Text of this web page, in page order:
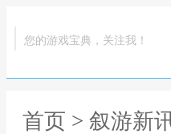
您的游戏宝典，关注我！
首页 > 叙游新